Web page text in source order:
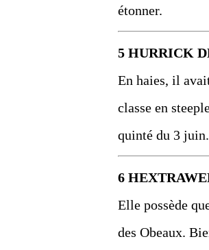
étonner.
5 HURRICK
En haies, il
classe en
quinté du 3
6
Elle possède
des Obeaux.